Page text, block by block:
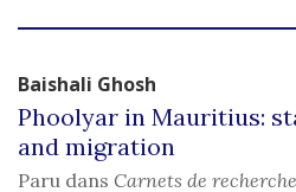
Baishali Ghosh
Phoolyar in Mauritius:
and migration
Paru dans Carnets de